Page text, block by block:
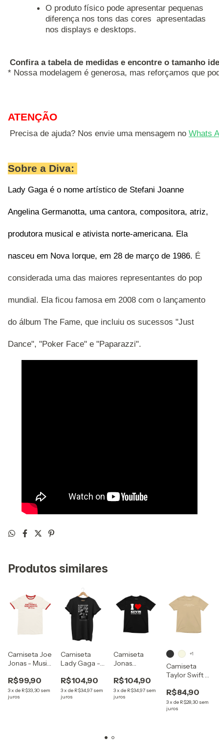
O produto físico pode apresentar pequenas
diferença nos tons das cores apresentadas
nos displays e desktops.
Confira a tabela de medidas e encontre o tamanho
* Nossa modelagem é generosa, mas reforçamos que
ATENÇÃO
Precisa de ajuda? Nos envie uma mensagem no Whats
Sobre a Diva:
Lady Gaga é o nome artístico de Stefani Joanne
Angelina Germanotta, uma cantora, compositora, atriz,
produtora musical e ativista norte-americana. Ela
nasceu em Nova Iorque, em 28 de março de 1986. É
considerada uma das maiores representantes do pop
mundial. Ela ficou famosa em 2008 com o lançamento
do álbum The Fame, que incluiu os sucessos "Just
Dance", "Poker Face" e "Paparazzi".
Produtos similares
Camiseta Joe
Jonas - Music
Who Believe
In Love
R$99,90
3x de R$33,30 sem
juros
Camiseta
Lady Gaga -
R$104,90
3x de R$34,97 sem
juros
Camiseta
Jonas
Love Kevin
R$104,90
3x de R$34,97 sem
juros
Camiseta
Taylor Swift -
R$84,90
3x de R$28,30 sem
juros
+1